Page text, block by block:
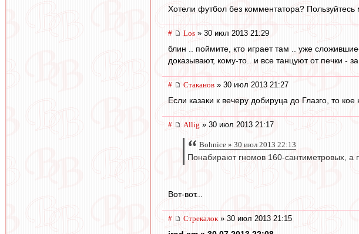
Хотели футбол без комментатора?
# Los » 30 июл 2013 21:29
блин .. поймите, кто играет там .. уже
доказывают, кому-то.. и все танцуют от печки -
# Cтаканов » 30 июл 2013 21:27
Если казаки к вечеру добируца до Глазго, то
# Allig » 30 июл 2013 21:17
Bohnice » 30 июл 2013 22:13
Понабирают гномов 160-сантиметровых, а
Вот-вот...
# Стрекалок» 30 июл 2013 21:15